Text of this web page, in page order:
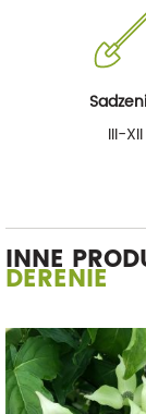
III-XII
INNE
DERENIE